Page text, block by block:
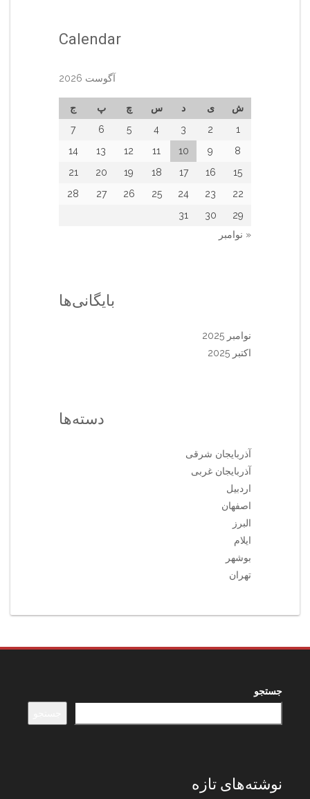
Calendar
آگوست 2026
ش ی د س چ پ
ج
1
2
3
4
5
6
7
8
9
10
11
12
13
14
15
16
17
18
19
20
21
22
23
24
25
26
27
28
29
30
31
« نوامبر
بایگانی‌ها
نوامبر 2025
اکتبر 2025
دسته‌ها
آذربایجان شرقی
آذربایجان غربی
اردبیل
اصفهان
البرز
ایلام
بوشهر
تهران
جستجو
نوشته‌های تازه